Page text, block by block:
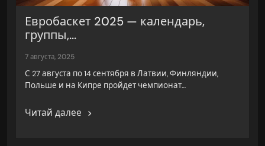
Евробаскет 2025 — календарь,
группы,...
7 августа, 2025
С 27 августа по 14 сентября в Латвии, Финляндии,
Польше и на Кипре пройдет чемпионат…
Читай далее